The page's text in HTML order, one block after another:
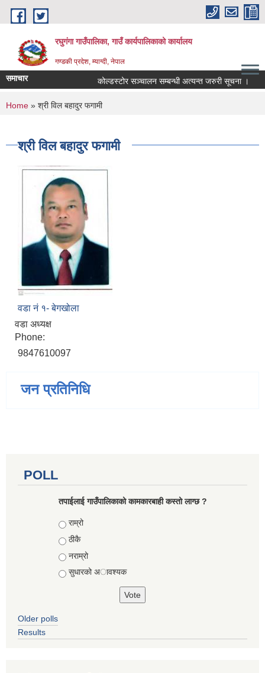
Skip to main content
रघुगंगा गाउँपालिका, गाउँ कार्यपालिकाको कार्यालय
गण्डकी प्रदेश, म्याग्दी, नेपाल
समाचार कोल्डस्टोर सञ्चालन सम्बन्धी अत्यन्त जरुरी सूचना ।
You are here
Home » श्री विल बहादुर फगामी
श्री विल बहादुर फगामी
वडा नं १- बेगखोला
वडा अध्यक्ष
Phone:
9847610097
जन प्रतिनिधि
POLL
तपाईलाई गाउँपालिकाको कामकारबाही कस्तो लाग्छ ?
Choices
राम्रो
ठीकै
नराम्रो
सुधारको अावश्यक
Older polls
Results